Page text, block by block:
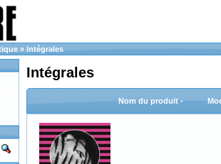
» Intégrales
Intégrales
Nom du produit -